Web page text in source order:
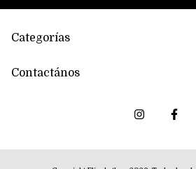
Categorías
Contactános